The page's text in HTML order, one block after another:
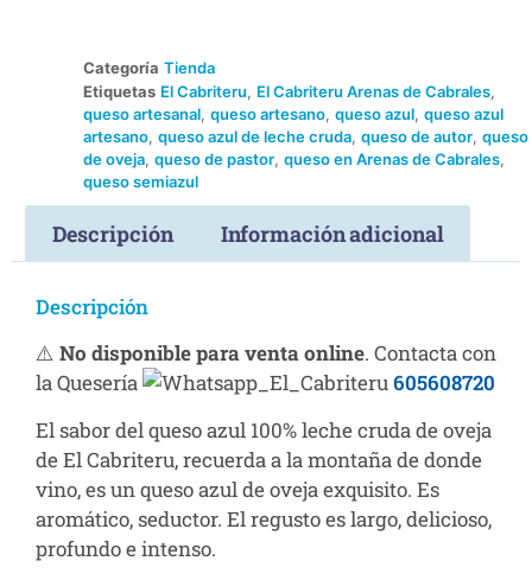
Categoría Tienda
Etiquetas El Cabriteru, El Cabriteru Arenas de Cabrales,
queso artesanal, queso artesano, queso azul, queso azul
artesano, queso azul de leche cruda, queso de autor, queso
de oveja, queso de pastor, queso en Arenas de Cabrales,
queso semiazul
Descripción Información adicional
Descripción
⚠️ No disponible para venta online. Contacta con
la Quesería
605608720
El sabor del queso azul 100% leche cruda de oveja
de El Cabriteru, recuerda a la montaña de donde
vino, es un queso azul de oveja exquisito. Es
aromático, seductor. El regusto es largo, delicioso,
profundo e intenso.